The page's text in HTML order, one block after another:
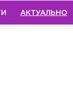
АКТУАЛЬНО